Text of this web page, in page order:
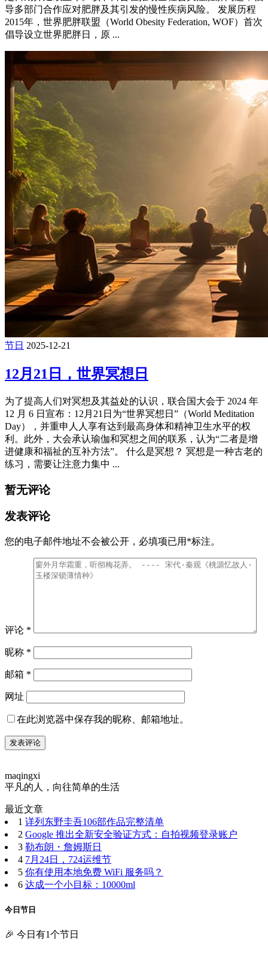
导多部门合作应对肥胖及其引发的慢性疾病风险。 发展历程
2015年，世界肥胖联盟（World Obesity Federation, WOF）首次
倡导设立世界肥胖日，原 ...
节日 2025-12-21
12月21日，世界冥想日
为了提高人们对冥想及其益处的认识，联合国大会于 2024 年
12 月 6 日宣布：12月21日为“世界冥想日”（World Meditation
Day），并重申人人享有达到最高身体和精神卫生水平的权
利。此外，大会承认瑜伽和冥想之间的联系，认为“二者是增
进健康和福祉的互补方法”。 什么是冥想？ 冥想是一种古老的
练习，需要让注意力集中 ...
暂无评论
发表评论
您的电子邮件地址不会被公开， 必填项已用 *标注。
评论 *
昵称 *
邮箱 *
网址
在此浏览器中保存我的昵称、邮箱地址。
maqingxi
平凡的人，向往简单的生活
最近文章
1 详列东野圭吾106部作品完整清单
2 Google 推出全新安全验证方式：自拍视频登录账户
3 勒布朗・詹姆斯日
4 7月24日，724运维节
5 你有使用本地免费 WiFi 服务吗？
6 达成一个小目标：10000ml
今日节日
🎉 今日有1个节日